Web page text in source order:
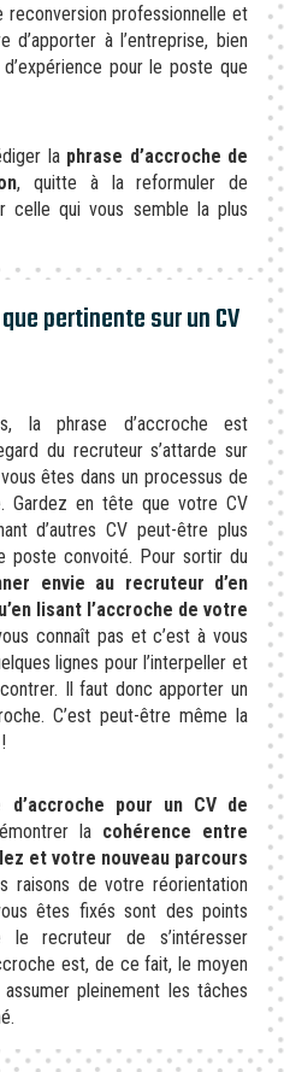
professionnelle et
à l’entreprise, bien
pour le poste que
la phrase d’accroche de
, quitte à la reformuler de
celle qui vous semble la plus
pertinente sur un CV
la phrase d’accroche est
du recruteur s’attarde sur
êtes dans un processus de
Gardez en tête que votre CV
d’autres CV peut-être plus
poste convoité. Pour sortir du
envie au recruteur d’en
lisant l’accroche de votre
connaît pas et c’est à vous
lignes pour l’interpeller et
Il faut donc apporter un
C’est peut-être même la
d’accroche pour un CV de
la cohérence entre
et votre nouveau parcours
raisons de votre réorientation
êtes fixés sont des points
le recruteur de s’intéresser
est, de ce fait, le moyen
pleinement les tâches